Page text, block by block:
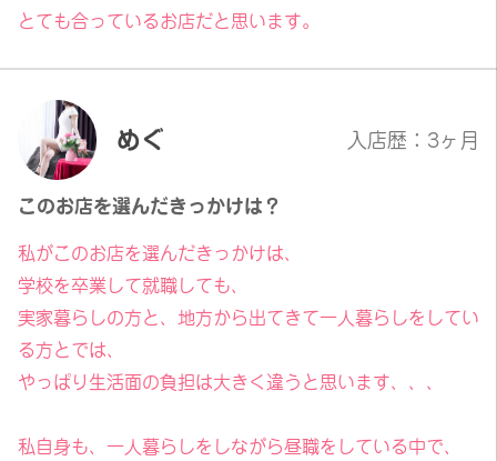
とても合っているお店だと思います。
めぐ 入店歴：3ヶ月
このお店を選んだきっかけは？
私がこのお店を選んだきっかけは、
学校を卒業して就職しても、
実家暮らしの方と、地方から出てきて一人暮らしをしてい
る方とでは、
やっぱり生活面の負担は大きく違うと思います、、、
私自身も、一人暮らしをしながら昼職をしている中で、